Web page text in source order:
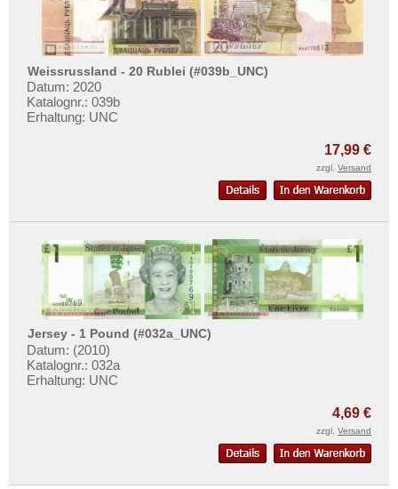
Weissrussland - 20 Rublei (#039b_UNC)
Datum: 2020
Katalognr.: 039b
Erhaltung: UNC
17,99 €
zzgl. Versand
Jersey - 1 Pound (#032a_UNC)
Datum: (2010)
Katalognr.: 032a
Erhaltung: UNC
4,69 €
zzgl. Versand